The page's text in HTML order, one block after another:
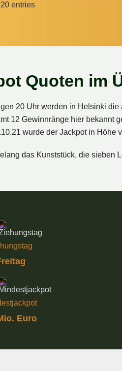
entries
Quoten im
20 Uhr werden in Helsinki
12 Gewinnränge hier bekannt
wurde der Jackpot in Höhe
das Kunststück, die sieben
Euro